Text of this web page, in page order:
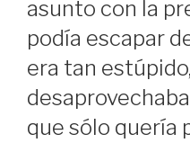
asunto con la
podía escapar
era tan
que sólo quería